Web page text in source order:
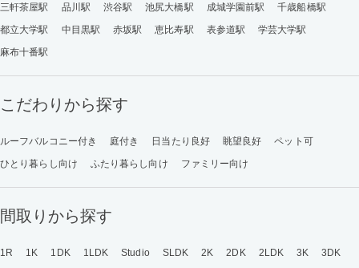
三軒茶屋駅 品川駅 渋谷駅 池尻大橋駅 成城学園前駅
千歳船橋駅
都立大学駅
中目黒駅 赤坂駅 恵比寿駅 表参道駅
学芸大学駅
麻布十番駅
こだわりから探す
ルーフバルコニー付き 庭付き 日当たり良好 眺望良好
ペット可
ひとり暮らし向け
ふたり暮らし向け ファミリー向け
間取りから探す
1R 1K 1DK 1LDK Studio SLDK 2K 2DK 2LDK 3K
3DK